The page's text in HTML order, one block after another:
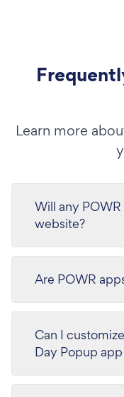
Learn more
Will any
website?
Are POWR
Can I
Day Popup